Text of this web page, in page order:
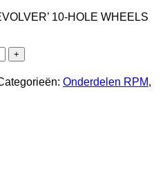
10-HOLE WHEELS
Onderdelen RPM,